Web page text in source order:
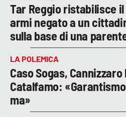
Tar Reggio ristabilisce
armi negato a un
sulla base di una
LA POLEMICA
Caso Sogas,
Catalfamo:
ma»